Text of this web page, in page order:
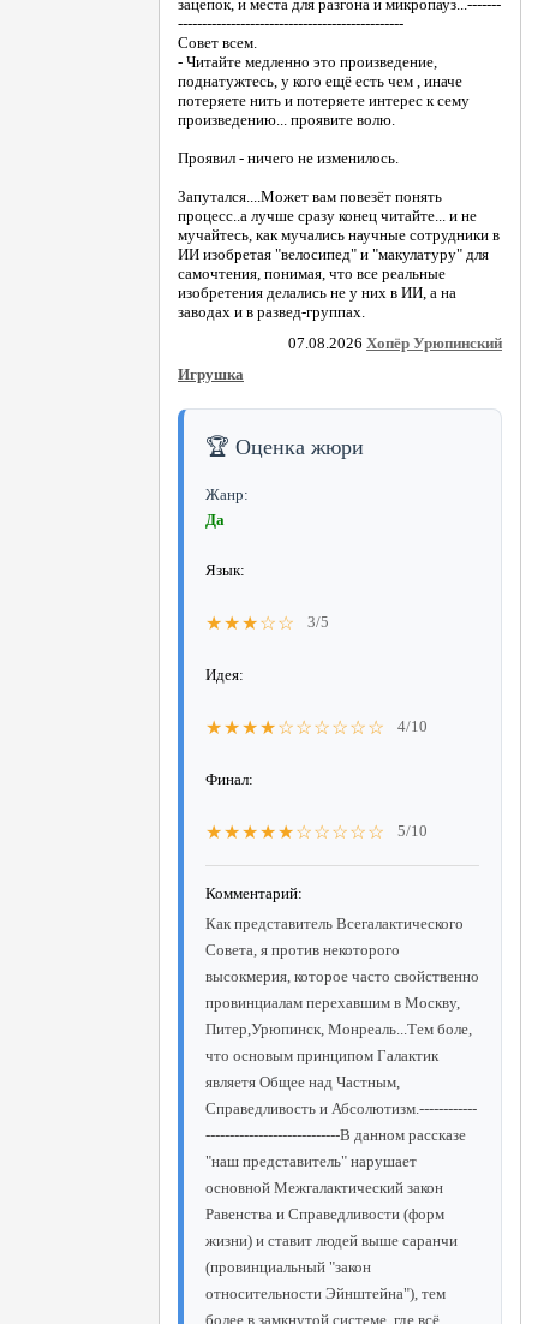
зацепок, и места для разгона и микропауз...-------
-----------------------------------------------
Совет всем.
- Читайте медленно это произведение,
поднатужтесь, у кого ещё есть чем , иначе
потеряете нить и потеряете интерес к сему
произведению... проявите волю.
Проявил - ничего не изменилось.
Запутался....Может вам повезёт понять
процесс..а лучше сразу конец читайте... и не
мучайтесь, как мучались научные сотрудники в
ИИ изобретая "велосипед" и "макулатуру" для
самочтения, понимая, что все реальные
изобретения делались не у них в ИИ, а на
заводах и в развед-группах.
07.08.2026 Хопёр Урюпинский
Игрушка
🏆 Оценка жюри
Жанр:
Да
Язык:
★★★☆☆ 3/5
Идея:
★★★★☆☆☆☆☆☆ 4/10
Финал:
★★★★★☆☆☆☆☆ 5/10
Комментарий:
Как представитель Всегалактического
Совета, я против некоторого
высокмерия, которое часто свойственно
провинциалам перехавшим в Москву,
Питер,Урюпинск, Монреаль...Тем боле,
что основым принципом Галактик
являетя Общее над Частным,
Справедливость и Абсолютизм.------------
----------------------------В данном рассказе
"наш представитель" нарушает
основной Межгалактический закон
Равенства и Справедливости (форм
жизни) и ставит людей выше саранчи
(провинциальный "закон
относительности Эйнштейна"), тем
более в замкнутой системе, где всё